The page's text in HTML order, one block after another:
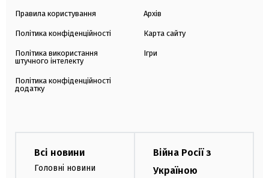
Правила користування
Політика конфіденційності
Політика використання
штучного інтелекту
Політика конфіденційності
додатку
Архів
Карта сайту
Ігри
Всі новини
Головні новини
Війна Росії з
Україною